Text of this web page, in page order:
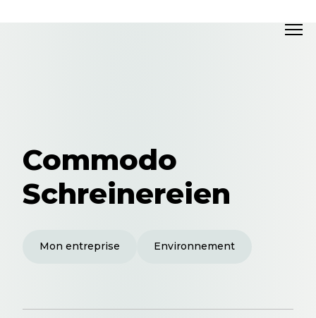
Commodo
Schreinereien
Mon entreprise Environnement